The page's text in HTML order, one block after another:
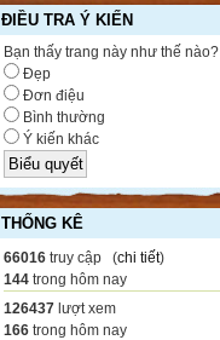
ĐIỀU TRA Ý KIẾN
Bạn thấy trang này như thế nào?
Đẹp
Đơn điệu
Bình thường
Ý kiến khác
THỐNG KÊ
66016 truy cập (chi tiết)
144 trong hôm nay
126437 lượt xem
166 trong hôm nay